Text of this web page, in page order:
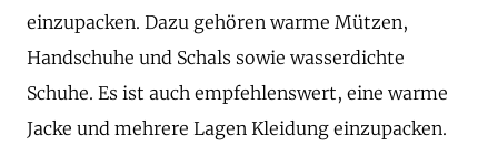
einzupacken. Dazu gehören warme Mützen,
Handschuhe und Schals sowie wasserdichte
Schuhe. Es ist auch empfehlenswert, eine warme
Jacke und mehrere Lagen Kleidung einzupacken.